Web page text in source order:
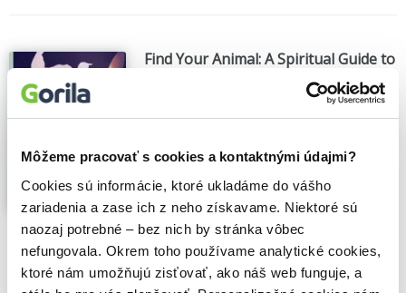
Môžeme pracovať s cookies a kontaktnými údajmi?
Cookies sú informácie, ktoré ukladáme do vášho
zariadenia a zase ich z neho získavame. Niektoré sú
naozaj potrebné – bez nich by stránka vôbec
nefungovala. Okrem toho používame analytické cookies,
ktoré nám umožňujú zisťovať, ako náš web funguje, a
Find Your Animal: A Spiritual Guide to
This wonderful little book explains how to
messages and use its power to enhance
your life. Are you an owl, a cat or perhaps
a whale?Connect with your animal
guardian and embark on a journey of self-
discovery and...Zobraziť viac
🍎 Vypredané